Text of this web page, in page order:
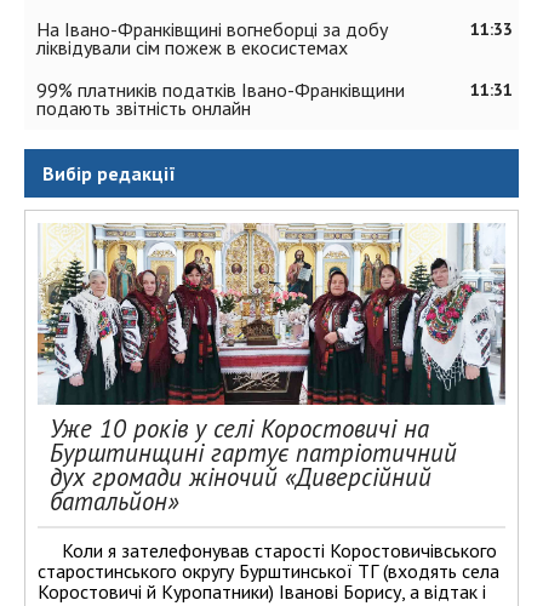
11:33
На Івано-Франківщині вогнеборці за добу
ліквідували сім пожеж в екосистемах
11:31
99% платників податків Івано-Франківщини
подають звітність онлайн
Вибір редакції
Уже 10 років у селі Коростовичі на
Бурштинщині гартує патріотичний
дух громади жіночий «Диверсійний
батальйон»
Коли я зателефонував старості Коростовичівського
старостинського округу Бурштинської ТГ (входять села
Коростовичі й Куропатники) Іванові Борису, а відтак і